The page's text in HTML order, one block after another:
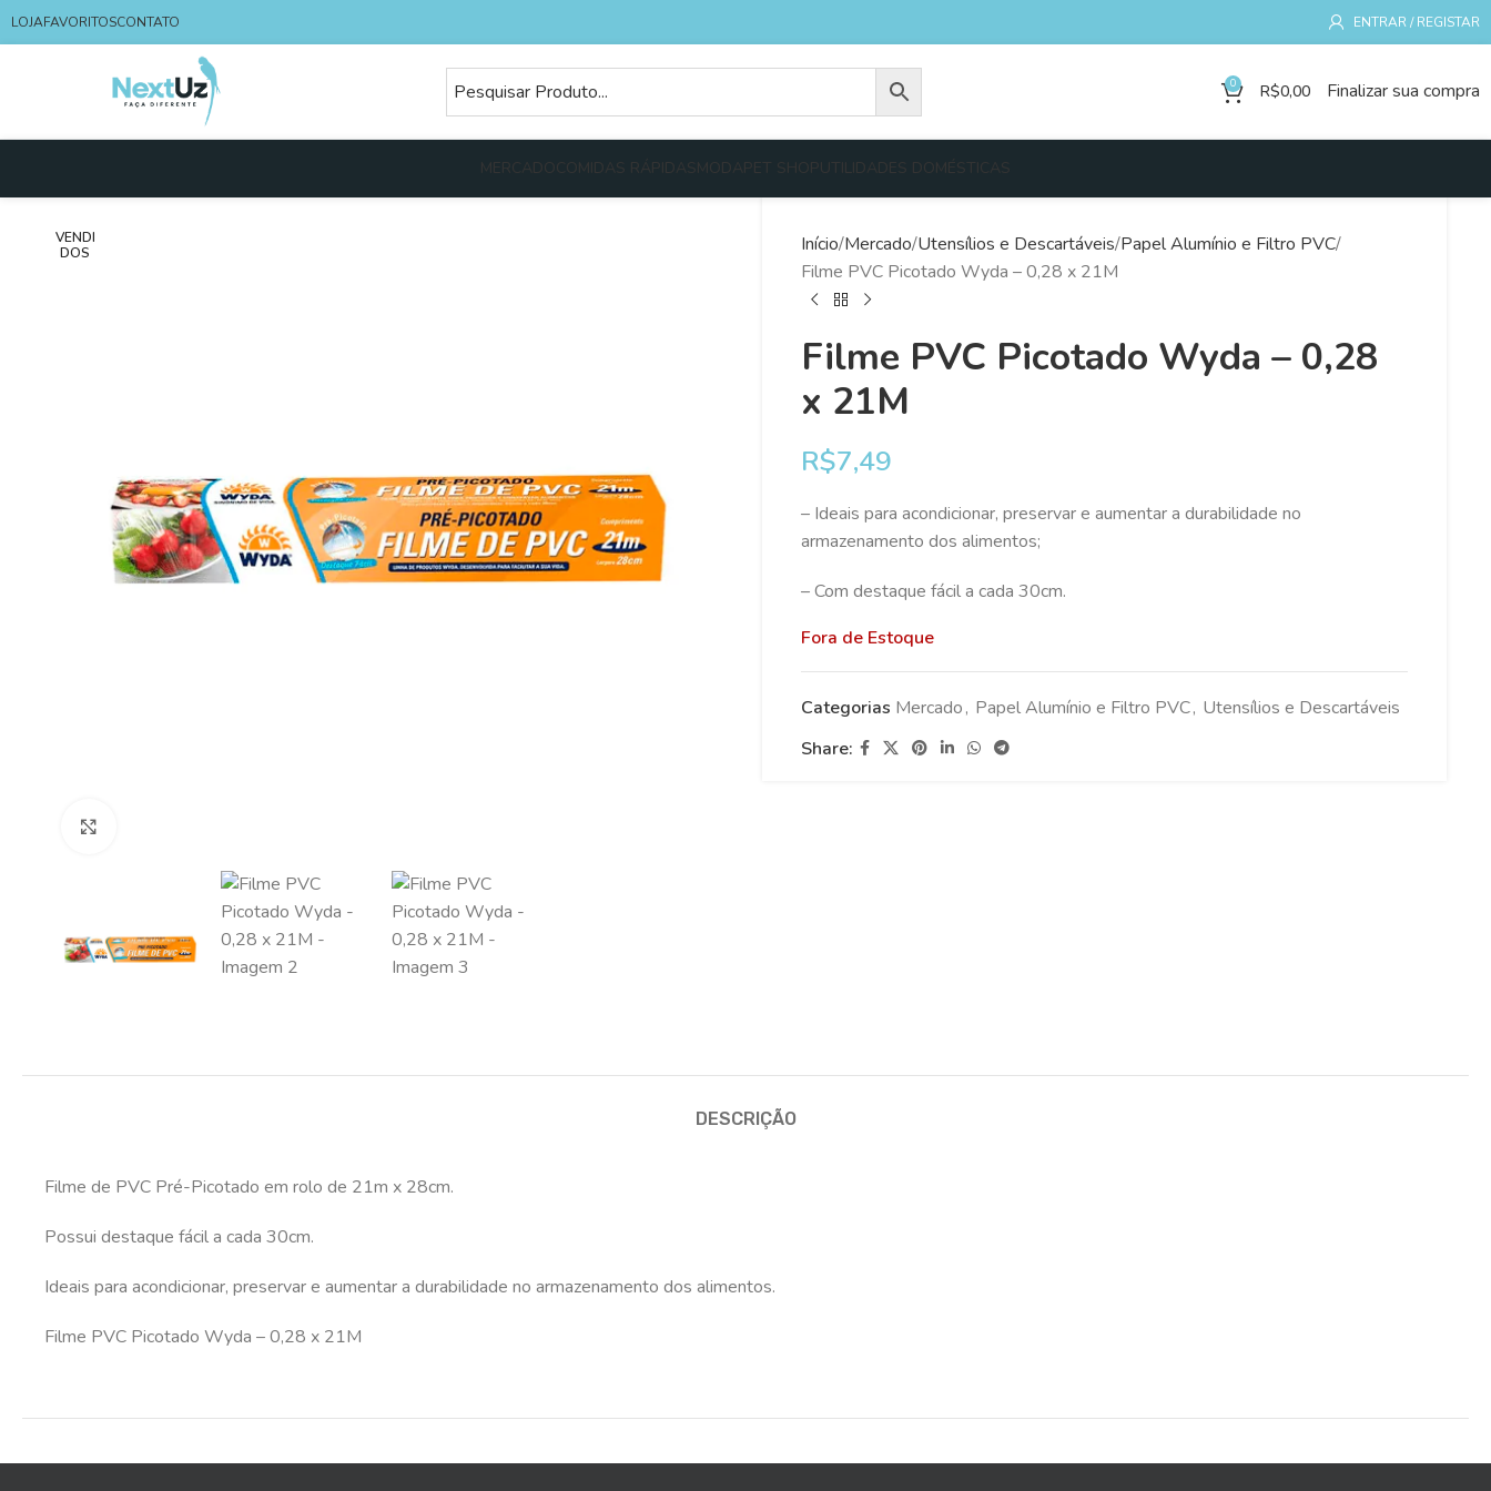
LOJAFAVORITOSCONTATO ENTRAR / REGISTAR
0 R$0,00 Finalizar sua compra
MERCADO COMIDAS RÁPIDAS MODAPET SHOP UTILIDADES DOMÉSTICAS
VENDI
DOS
Início Mercado Utensílios e Descartáveis Papel Alumínio e Filtro PVC
Filme PVC Picotado Wyda – 0,28 x 21M
Filme PVC Picotado Wyda – 0,28
x 21M
R$7,49
– Ideais para acondicionar, preservar e aumentar a durabilidade no
armazenamento dos alimentos;
– Com destaque fácil a cada 30cm.
Fora de Estoque
Categorias Mercado, Papel Alumínio e Filtro PVC, Utensílios e Descartáveis
Share:
DESCRIÇÃO
Filme de PVC Pré-Picotado em rolo de 21m x 28cm.
Possui destaque fácil a cada 30cm.
Ideais para acondicionar, preservar e aumentar a durabilidade no armazenamento dos alimentos.
Filme PVC Picotado Wyda – 0,28 x 21M